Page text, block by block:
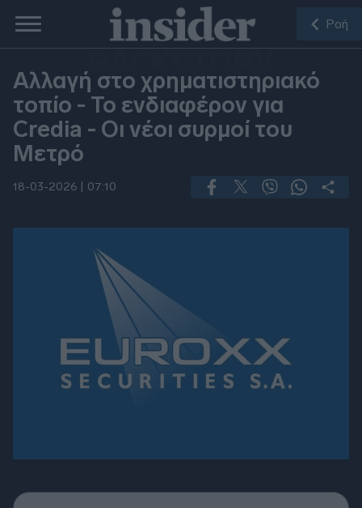
Ροή
Αλλαγή στο χρηματιστηριακό
τοπίο - Το ενδιαφέρον για
Credia - Οι νέοι συρμοί του
Μετρό
18-03-2026 | 07:10